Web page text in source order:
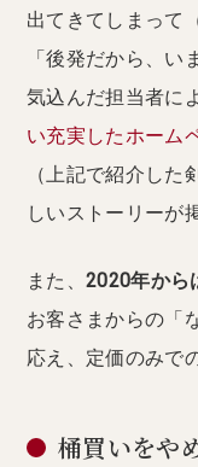
出てきてしまって
「後発だから、
気込んだ担当者に
い充実したホーム
（上記で紹介し
しいストーリーが
また、 2020年から
お客さまからの「
応え、定価のみで
桶買いをや